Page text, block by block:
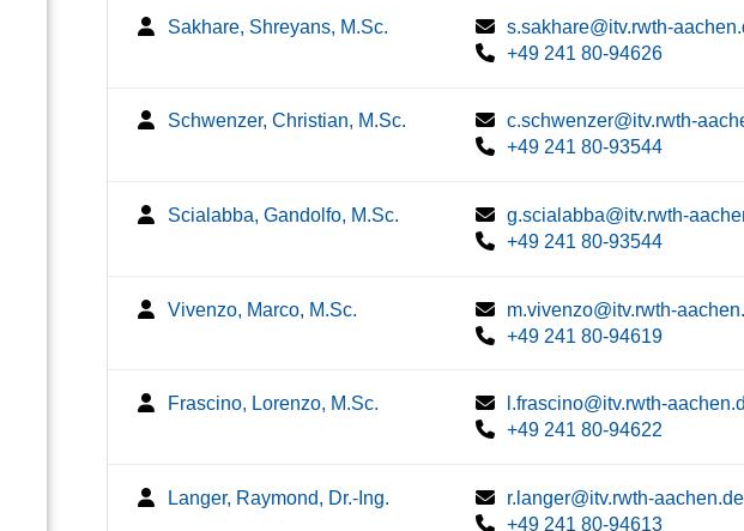
Sakhare, Shreyans, M.Sc.
s.sakhare@itv.rwth-
+49 241 80-94626
Schwenzer, Christian, M.Sc.
c.schwenzer@itv.rwth-
+49 241 80-93544
Scialabba, Gandolfo, M.Sc.
g.scialabba@itv.rwth-
+49 241 80-93544
Vivenzo, Marco, M.Sc.
m.vivenzo@itv.rwth-
+49 241 80-94619
Frascino, Lorenzo, M.Sc.
l.frascino@itv.rwth-
+49 241 80-94622
Langer, Raymond, Dr.-Ing.
r.langer@itv.rwth-aachen.de
+49 241 80-94613